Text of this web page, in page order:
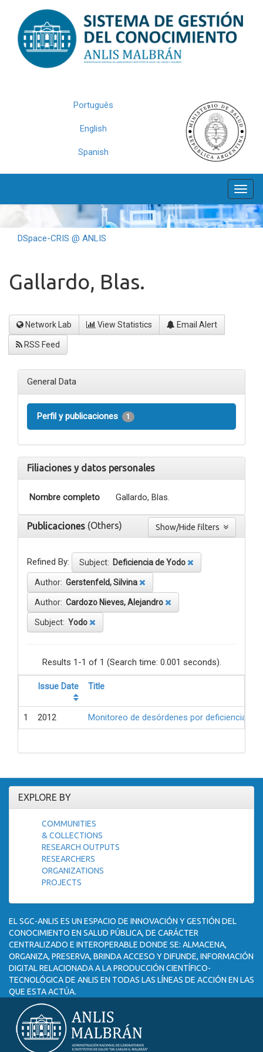
navigation
Português
English
Spanish
DSpace-CRIS @ ANLIS
Gallardo, Blas.
Network Lab View Statistics Email Alert
RSS Feed
General Data
Perfil y publicaciones 1
Filiaciones y datos personales
Nombre completo Gallardo, Blas.
Publicaciones (Others)
Refined By: Subject: Deficiencia de Yodo
Author: Gerstenfeld, Silvina
Author: Cardozo Nieves, Alejandro
Subject: Yodo
Results 1-1 of 1 (Search time: 0.001 seconds).
Issue Date Title
1 2012 Monitoreo de desórdenes por deficiencia
EXPLORE BY
COMMUNITIES
& COLLECTIONS
RESEARCH OUTPUTS
RESEARCHERS
ORGANIZATIONS
PROJECTS
EL SGC-ANLIS ES UN ESPACIO DE INNOVACIÓN Y GESTIÓN DEL
CONOCIMIENTO EN SALUD PÚBLICA, DE CARÁCTER
CENTRALIZADO E INTEROPERABLE DONDE SE: ALMACENA,
ORGANIZA, PRESERVA, BRINDA ACCESO Y DIFUNDE, INFORMACIÓN
DIGITAL RELACIONADA A LA PRODUCCIÓN CIENTÍFICO-
TECNOLÓGICA DE ANLIS EN TODAS LAS LÍNEAS DE ACCIÓN EN LAS
QUE ESTA ACTÚA.